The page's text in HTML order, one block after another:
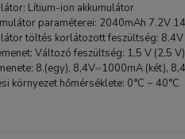
Lítium-ion akkumulátor
paraméterei: 2040mAh 7.2V
töltés korlátozott feszültség: 8.4V
Változó feszültség: 1,5 V (2,5
8.(egy), 8,4V⎓1000mA (két),
környezet hőmérséklete: 0°C ~ 40°C